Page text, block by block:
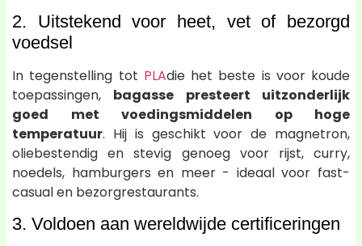
2. Uitstekend voor heet, vet of bezorgd
voedsel
In tegenstelling tot PLAdie het beste is voor koude
toepassingen, bagasse presteert uitzonderlijk
goed met voedingsmiddelen op hoge
temperatuur. Hij is geschikt voor de magnetron,
oliebestendig en stevig genoeg voor rijst, curry,
noedels, hamburgers en meer - ideaal voor fast-
casual en bezorgrestaurants.
3. Voldoen aan wereldwijde certificeringen